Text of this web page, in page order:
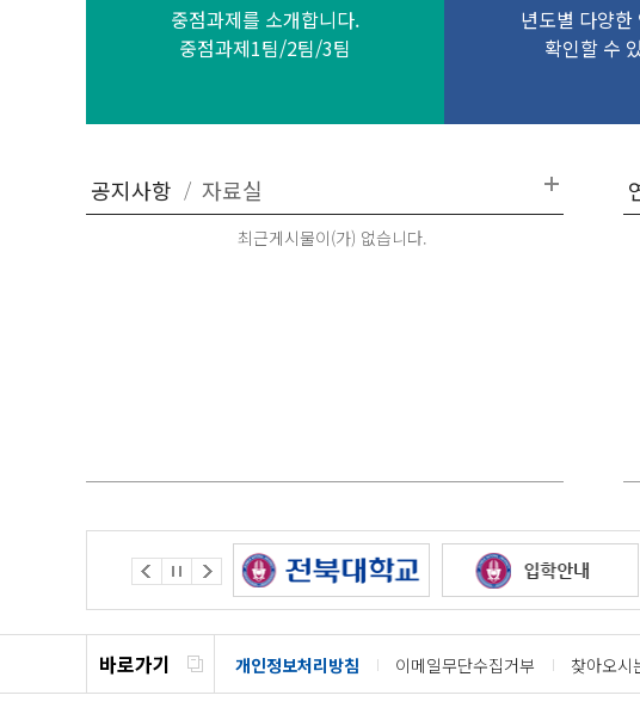
중점과제를 소개합니다.
중점과제1팀/2팀/3팀
년도별 다양한
확인할 수
최근게시물이(가) 없습니다.
바로가기 개인정보처리방침 이메일무단수집거부 찾아오시